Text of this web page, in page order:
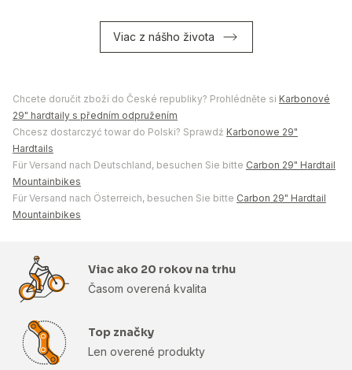
Viac z nášho života
Chcete doručit zboží do České republiky? Prohlédněte si Karbonové
29" hardtaily s předním odpružením
Chcesz dostarczyć towar do Polski? Sprawdź Karbonowe 29"
Hardtails
Für Versand nach Deutschland, besuchen Sie bitte Carbon 29" Hardtail
Mountainbikes
Für Versand nach Österreich, besuchen Sie bitte Carbon 29" Hardtail
Mountainbikes
Viac ako 20 rokov na trhu
Časom overená kvalita
Top značky
Len overené produkty